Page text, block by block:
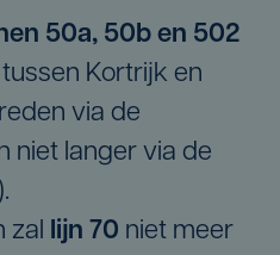
50a, 50b en 502
Kortrijk en
via de
niet langer via de
zal lijn 70 niet meer